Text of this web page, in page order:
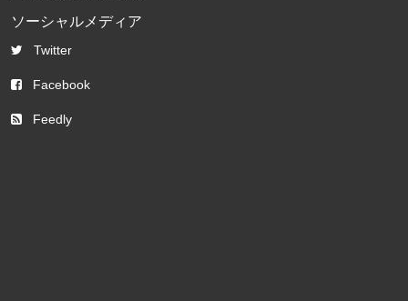
ソーシャルメディア
Twitter
Facebook
Feedly